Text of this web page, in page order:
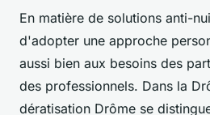
En matière de solutions anti-
d'adopter une approche
aussi bien aux besoins des
des professionnels. Dans la
dératisation Drôme se